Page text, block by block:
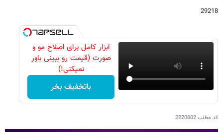
29218
ابزار کامل برای اصلاح مو و
صورت (قیمت رو ببینی باور
نمیکنی!)
باتخفیف بخر
کد مطلب2220602